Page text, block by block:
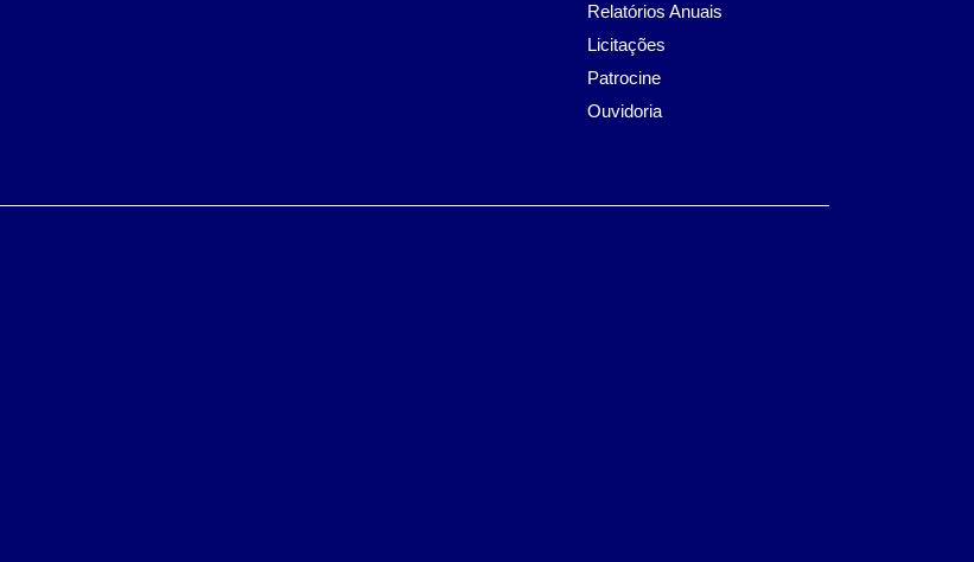
Relatórios Anuais
Licitações
Patrocine
Ouvidoria